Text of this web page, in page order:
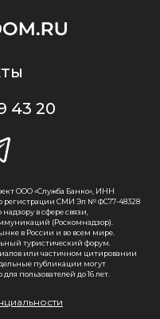
43 20
ООО «Служба Банко», ИНН
о регистрации СМИ Эл № ФС77-48328
в сфере связи,
(Роскомнадзор).
в России и во всем мире.
туристический форум.
или частичном цитировании
публикации могут
пользователей до 16 лет.